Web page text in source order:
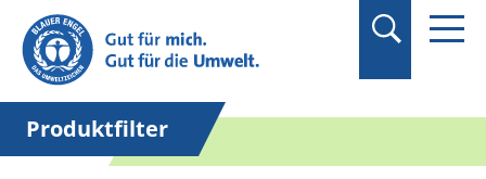
Suchbegriff in
Anführungszeichen
setzen.
Produktfilter